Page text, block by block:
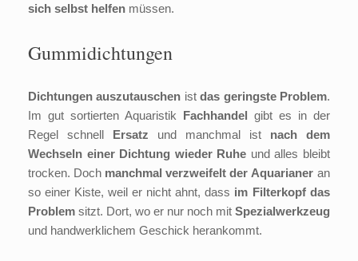
sich selbst helfen müssen.
Gummidichtungen
Dichtungen auszutauschen ist das geringste Problem.
Im gut sortierten Aquaristik Fachhandel gibt es in der
Regel schnell Ersatz und manchmal ist nach dem
Wechseln einer Dichtung wieder Ruhe und alles bleibt
trocken. Doch manchmal verzweifelt der Aquarianer an
so einer Kiste, weil er nicht ahnt, dass im Filterkopf das
Problem sitzt. Dort, wo er nur noch mit Spezialwerkzeug
und handwerklichem Geschick herankommt.